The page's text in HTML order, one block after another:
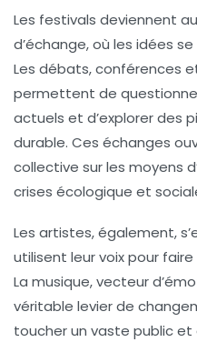
Les festivals deviennent
d’échange, où les idées
Les débats, conférences
permettent de
actuels et d’explorer des
durable. Ces échanges
collective sur les moyens
crises écologique et
Les artistes, également,
utilisent leur voix pour
La musique, vecteur
véritable levier de
toucher un vaste public et